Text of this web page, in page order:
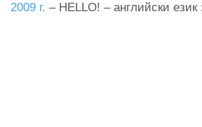
2009 г. – HELLO! – английски